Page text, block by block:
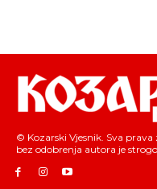
© Kozarski Vjesnik. Sva
bez odobrenja autora je